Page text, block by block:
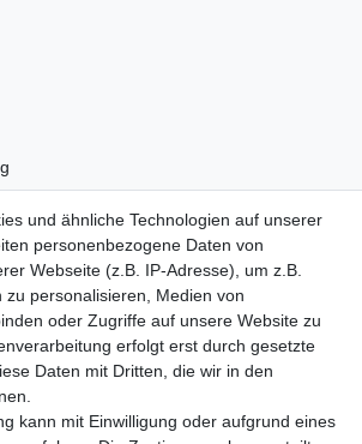
und ähnliche Technologien auf unserer
personenbezogene Daten von
Webseite (z.B. IP-Adresse), um z.B.
zu personalisieren, Medien von
oder Zugriffe auf unsere Website zu
erfolgt erst durch gesetzte
Daten mit Dritten, die wir in den
kann mit Einwilligung oder aufgrund eines